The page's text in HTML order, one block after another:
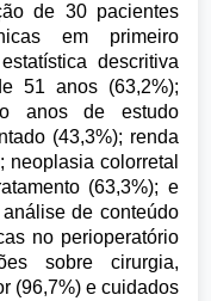
de 30 pacientes
em primeiro
descritiva
51 anos (63,2%);
anos de estudo
(43,3%); renda
neoplasia colorretal
(63,3%); e
de conteúdo
no perioperatório
sobre cirurgia,
(96,7%) e cuidados